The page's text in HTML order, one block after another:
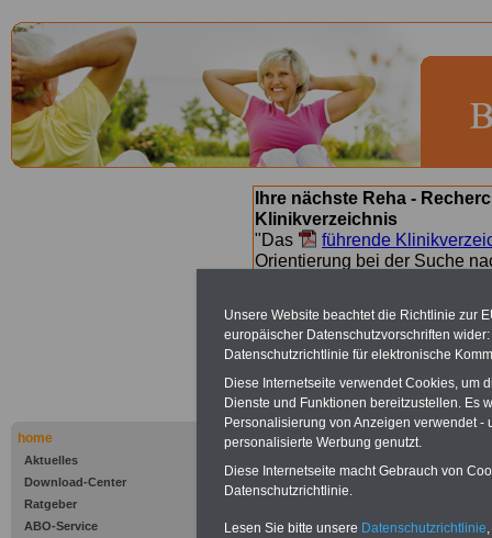
home
Aktuelles
Download-Center
Ratgeber
ABO-Service
Ihre nächste Reha -
Klinikverzeichnis
"Das
führende
Orientierung bei der Suche
Angebote nach
Albstadt -
Albstadt
Akutklinik
Unsere Website beachtet die Richtlinie zur
europäischer Datenschutzvorschriften
Datenschutzrichtlinie für elektronische
Diese Internetseite verwendet Cookies, um
Dienste und Funktionen bereitzustellen. Es
Personalisierung von Anzeigen verwendet
personalisierte Werbung genutzt.
Diese Internetseite macht Gebrauch von
Datenschutzrichtlinie.
Lesen Sie bitte unsere Datenschutzrichtlinie